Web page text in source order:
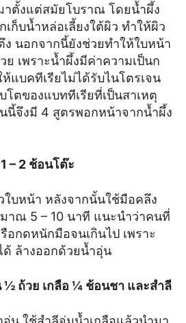
าตั้งแต่สมัยโบราณ โดยน้ำผึ้ง
ก็บน้ำหล่อเลี้ยงใต้ผิว ทำให้ผิว
นอกจากนี้ยังช่วยทำให้ใบหน้า
เพราะน้ำผึ้งมีค่าความเป็นก
แบคทีเรียไม่ได้รับไนโตรเจน
โตของแบททีเรียที่เป็นสาเหตุ
นี้จึงมี 4 สูตรพอกหน้าจากน้ำผึ้ง
– 2 ช้อนโต๊ะ
บหน้า หลังจากนั้นใช้มือคลึง
าณ 5 – 10 นาที แนะนำว่าคนที่
อกดหนักมือจนเกินไป เพราะ
ล้างออกด้วยน้ำอุ่น
½ ถ้วย เกลือ ¼ ช้อนชา และสำลี